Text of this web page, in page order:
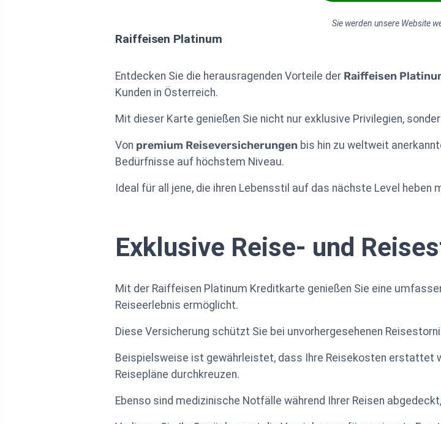
Sie werden unsere Website
Raiffeisen Platinum
Entdecken Sie die herausragenden Vorteile der Raiffeisen
Kunden in Österreich.
Mit dieser Karte genießen Sie nicht nur exklusive Privilegien,
Von premium Reiseversicherungen bis hin zu weltweit
Bedürfnisse auf höchstem Niveau.
Ideal für all jene, die ihren Lebensstil auf das nächste Level heben
Exklusive Reise- und
Mit der Raiffeisen Platinum Kreditkarte genießen Sie eine
Reiseerlebnis ermöglicht.
Diese Versicherung schützt Sie bei unvorhergesehenen
Beispielsweise ist gewährleistet, dass Ihre Reisekosten erstattet
Reisepläne durchkreuzen.
Ebenso sind medizinische Notfälle während Ihrer Reisen